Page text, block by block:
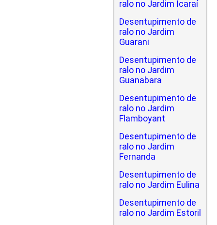
ralo no Jardim Icaraí
Desentupimento de
ralo no Jardim
Guarani
Desentupimento de
ralo no Jardim
Guanabara
Desentupimento de
ralo no Jardim
Flamboyant
Desentupimento de
ralo no Jardim
Fernanda
Desentupimento de
ralo no Jardim Eulina
Desentupimento de
ralo no Jardim Estoril